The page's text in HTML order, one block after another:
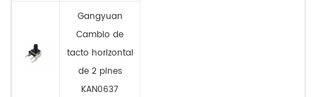
Gangyuan
Cambio de
tacto horizontal
de 2 pines
KAN0637